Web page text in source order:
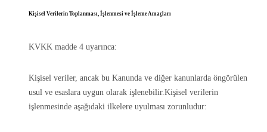
Kişisel Verilerin Toplanması, İşlenmesi ve İşleme Amaçları
KVKK madde 4 uyarınca:
Kişisel veriler, ancak bu Kanunda ve diğer kanunlarda öngörülen
usul ve esaslara uygun olarak işlenebilir.Kişisel verilerin
işlenmesinde aşağıdaki ilkelere uyulması zorunludur: